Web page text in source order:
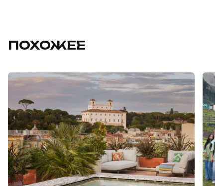
ПОХОЖЕЕ